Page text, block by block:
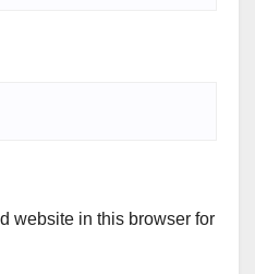
website in this browser for